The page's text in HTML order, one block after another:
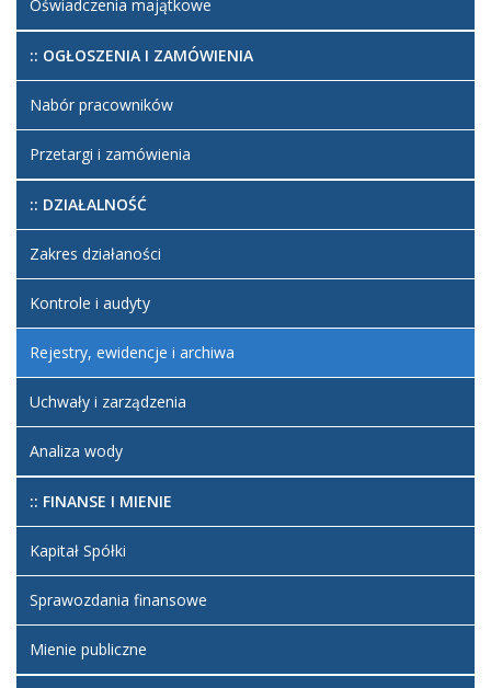
Oświadczenia majątkowe
:: OGŁOSZENIA I ZAMÓWIENIA
Nabór pracowników
Przetargi i zamówienia
:: DZIAŁALNOŚĆ
Zakres działaności
Kontrole i audyty
Rejestry, ewidencje i archiwa
Uchwały i zarządzenia
Analiza wody
:: FINANSE I MIENIE
Kapitał Spółki
Sprawozdania finansowe
Mienie publiczne